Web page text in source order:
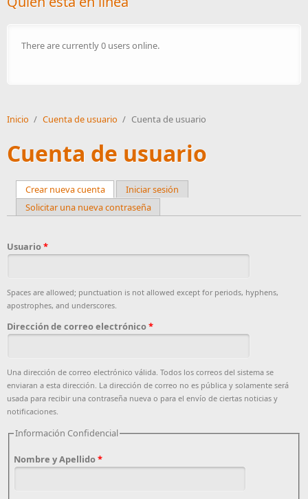
There are currently 0 users online.
Inicio / Cuenta de usuario / Cuenta de usuario
Cuenta de usuario
Primary tabs
Crear nueva cuenta(active tab)
Iniciar sesión
Solicitar una nueva contraseña
Usuario*
Spaces are allowed; punctuation is not allowed except for periods, hyphens,
apostrophes, and underscores.
Dirección de correo electrónico*
Una dirección de correo electrónico válida. Todos los correos del sistema se
enviaran a esta dirección. La dirección de correo no es pública y solamente será
usada para recibir una contraseña nueva o para el envío de ciertas noticias y
notificaciones.
Información Confidencial
Nombre y Apellido*